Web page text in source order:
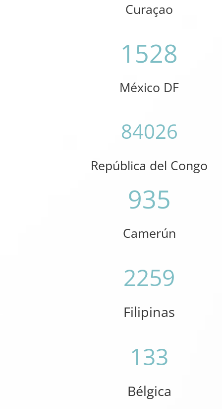
Curaçao
1528
México DF
84026
República del Congo
935
Camerún
2259
Filipinas
133
Bélgica